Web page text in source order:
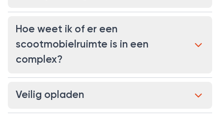
Hoe weet ik of er een
scootmobielruimte is in een
complex?
Veilig opladen